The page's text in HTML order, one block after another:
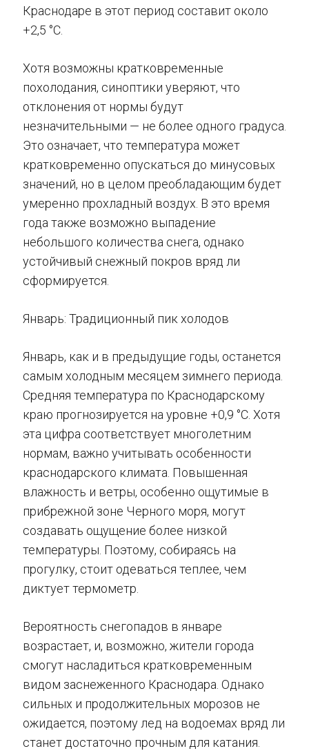
Краснодаре в этот период составит около
+2,5 °C.
Хотя возможны кратковременные
похолодания, синоптики уверяют, что
отклонения от нормы будут
незначительными — не более одного градуса.
Это означает, что температура может
кратковременно опускаться до минусовых
значений, но в целом преобладающим будет
умеренно прохладный воздух. В это время
года также возможно выпадение
небольшого количества снега, однако
устойчивый снежный покров вряд ли
сформируется.
Январь: Традиционный пик холодов
Январь, как и в предыдущие годы, останется
самым холодным месяцем зимнего периода.
Средняя температура по Краснодарскому
краю прогнозируется на уровне +0,9 °C. Хотя
эта цифра соответствует многолетним
нормам, важно учитывать особенности
краснодарского климата. Повышенная
влажность и ветры, особенно ощутимые в
прибрежной зоне Черного моря, могут
создавать ощущение более низкой
температуры. Поэтому, собираясь на
прогулку, стоит одеваться теплее, чем
диктует термометр.
Вероятность снегопадов в январе
возрастает, и, возможно, жители города
смогут насладиться кратковременным
видом заснеженного Краснодара. Однако
сильных и продолжительных морозов не
ожидается, поэтому лед на водоемах вряд ли
станет достаточно прочным для катания.